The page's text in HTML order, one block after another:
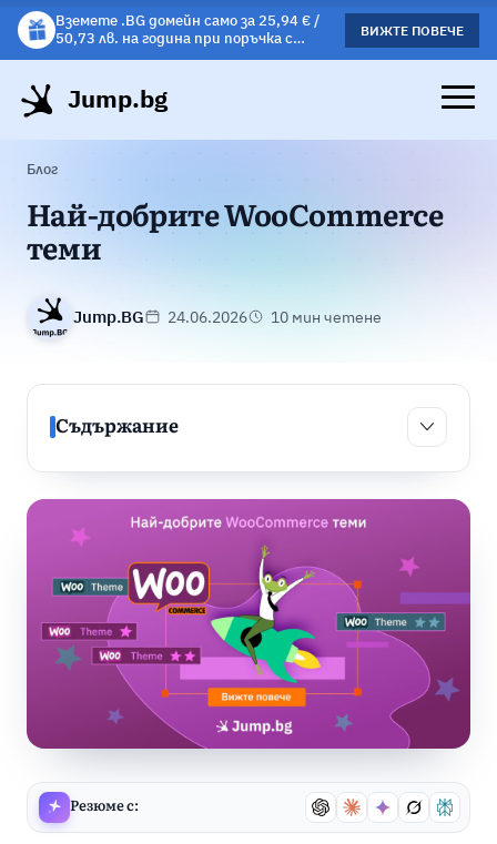
Вземете .BG домейн само за 25,94 € /
50,73 лв. на година при поръчка с
хостинг.
ВИЖТЕ ПОВЕЧЕ
Вземете подарък чаша с избрани
хостинг планове!
ВИЖΤΕ ПОВЕЧЕ
Jump.bg
Блог
Най-добрите WooCommerce
теми
Jump.BG 24.06.2026 10 мин четене
Съдържание
Резюме с: